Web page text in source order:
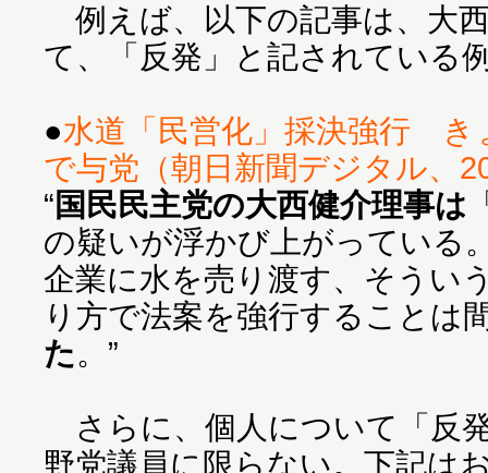
例えば、以下の記事は、大
て、「反発」と記されている
●水道「民営化」採決強行
で与党（朝日新聞デジタル、
“国民民主党の大西健介理事は
の疑いが浮かび上がっている
企業に水を売り渡す、そうい
り方で法案を強行することは
た。”
さらに、個人について「反
野党議員に限らない。下記は